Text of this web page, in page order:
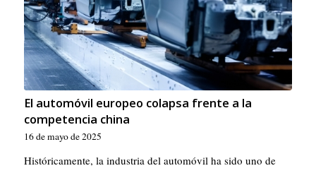
El automóvil europeo colapsa frente a la
competencia china
16 de mayo de 2025
Históricamente, la industria del automóvil ha sido uno de